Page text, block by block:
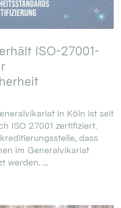
ISO-27001-
in Köln ist seit
ISO 27001 zertifiziert.
dass
im Generalvikariat
werden. ...